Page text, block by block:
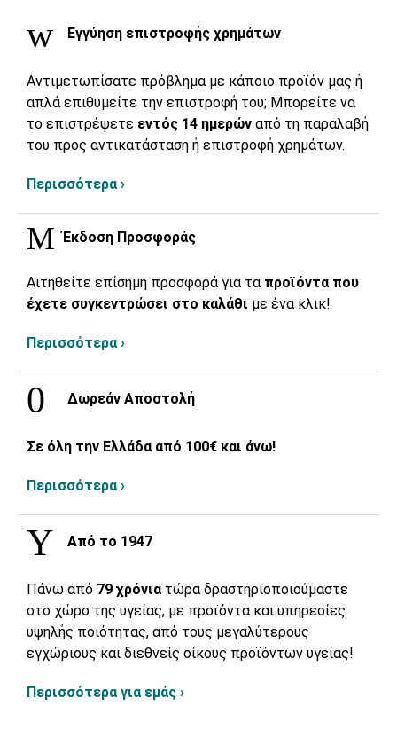
Εγγύηση επιστροφής χρημάτων
Αντιμετωπίσατε πρόβλημα με κάποιο προϊόν μας ή
απλά επιθυμείτε την επιστροφή του; Μπορείτε να
το επιστρέψετε εντός 14 ημερών από τη παραλαβή
του προς αντικατάσταση ή επιστροφή χρημάτων.
Περισσότερα ›
Έκδοση Προσφοράς
Αιτηθείτε επίσημη προσφορά για τα προϊόντα που
έχετε συγκεντρώσει στο καλάθι με ένα κλικ!
Περισσότερα ›
Δωρεάν Αποστολή
Σε όλη την Ελλάδα από 100€ και άνω!
Περισσότερα ›
Από το 1947
Πάνω από 79 χρόνια τώρα δραστηριοποιούμαστε
στο χώρο της υγείας, με προϊόντα και υπηρεσίες
υψηλής ποιότητας, από τους μεγαλύτερους
εγχώριους και διεθνείς οίκους προϊόντων υγείας!
Περισσότερα για εμάς ›